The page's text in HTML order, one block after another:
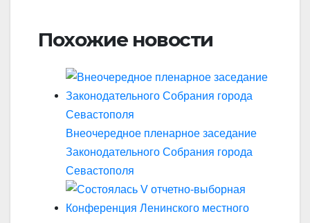
Похожие новости
Внеочередное пленарное заседание
Законодательного Собрания города
Севастополя